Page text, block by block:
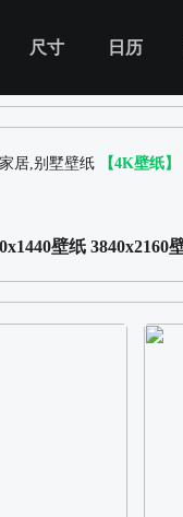
尺寸 日历
居,别墅壁纸 【4K壁纸】
壁纸 3840x2160